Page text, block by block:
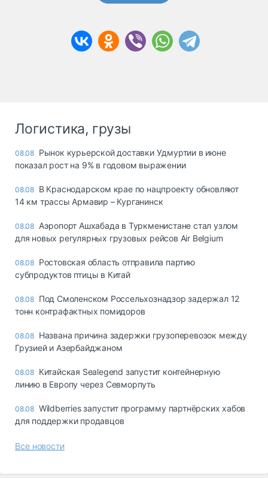
Логистика, грузы
08.08 Рынок курьерской доставки Удмуртии в июне
показал рост на 9% в годовом выражении
08.08 В Краснодарском крае по нацпроекту обновляют
14 км трассы Армавир – Курганинск
08.08 Аэропорт Ашхабада в Туркменистане стал узлом
для новых регулярных грузовых рейсов Air Belgium
08.08 Ростовская область отправила партию
субпродуктов птицы в Китай
08.08 Под Смоленском Россельхознадзор задержал 12
тонн контрафактных помидоров
08.08 Названа причина задержки грузоперевозок между
Грузией и Азербайджаном
08.08 Китайская Sealegend запустит контейнерную
линию в Европу через Севморпуть
08.08 Wildberries запустит программу партнёрских хабов
для поддержки продавцов
Все новости